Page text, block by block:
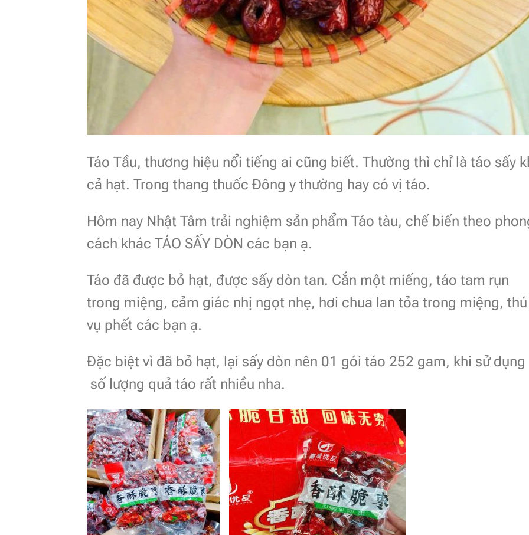
Táo Tầu, thương hiệu nổi tiếng ai cũng biết. Thường thì chỉ là táo sấy
cả hạt. Trong thang thuốc Đông y thường hay có vị táo.
Hôm nay Nhật Tâm trải nghiệm sản phẩm Táo tàu, chế biến theo
cách khác TÁO SẤY DÒN các bạn ạ.
Táo đã được bỏ hạt, được sấy dòn tan. Cắn một miếng, táo tam rụn
trong miệng, cảm giác nhị ngọt nhẹ, hơi chua lan tỏa trong miệng, thú
vụ phết các bạn ạ.
Đặc biệt vì đã bỏ hạt, lại sấy dòn nên 01 gói táo 252 gam, khi sử dụng
số lượng quả táo rất nhiều nha.